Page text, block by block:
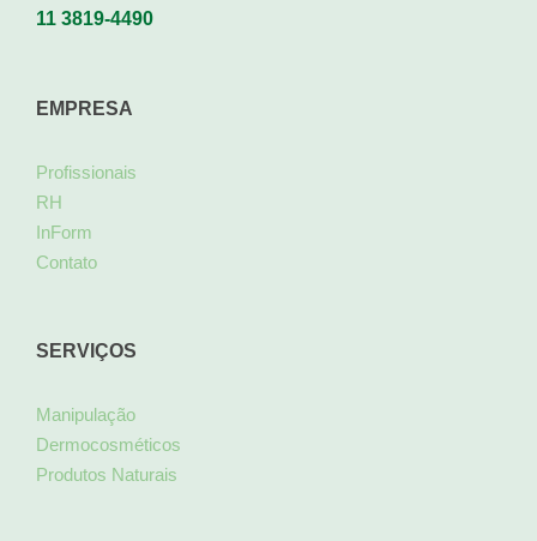
11 3819-4490
EMPRESA
Profissionais
RH
InForm
Contato
SERVIÇOS
Manipulação
Dermocosméticos
Produtos Naturais